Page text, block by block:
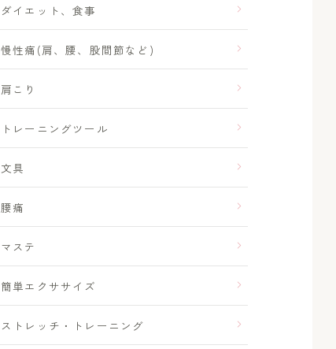
ダイエット、食事
慢性痛(肩、腰、股間節など)
肩こり
トレーニングツール
文具
腰痛
マステ
簡単エクササイズ
ストレッチ・トレーニング